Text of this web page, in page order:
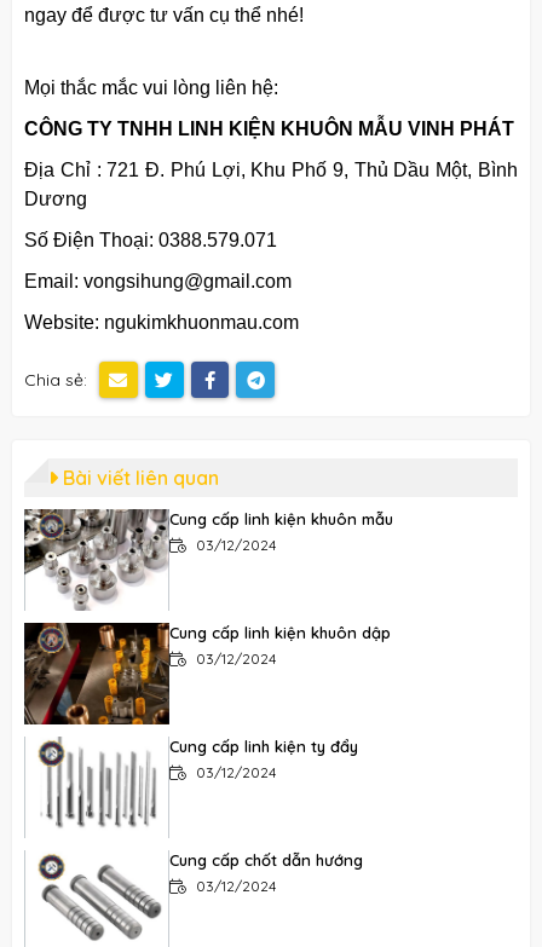
ngay để được tư vấn cụ thể nhé!
Mọi thắc mắc vui lòng liên hệ:
CÔNG TY TNHH LINH KIỆN KHUÔN MẪU VINH PHÁT​
Địa Chỉ : 721 Đ. Phú Lợi, Khu Phố 9, Thủ Dầu Một, Bình
Dương
Số Điện Thoại: 0388.579.071
Email: vongsihung@gmail.com
Website: ngukimkhuonmau.com
Chia sẻ:
Bài viết liên quan
Cung cấp linh kiện khuôn mẫu
03/12/2024
Cung cấp linh kiện khuôn dập
03/12/2024
Cung cấp linh kiện ty đẩy
03/12/2024
Cung cấp chốt dẫn hướng
03/12/2024